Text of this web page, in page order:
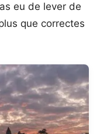
eu de lever de
que correctes